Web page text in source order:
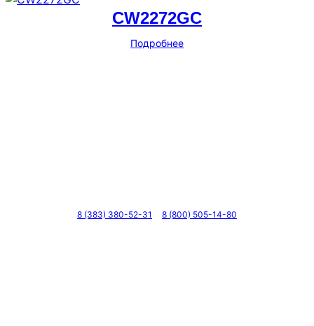
CW2272GC
Подробнее
8 (383) 380-52-31 8 (800) 505-14-80